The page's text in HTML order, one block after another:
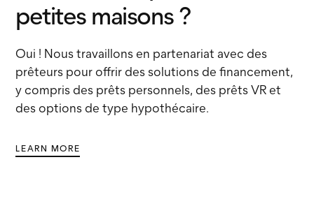
petites maisons ?
Oui ! Nous travaillons en partenariat avec des
prêteurs pour offrir des solutions de financement,
y compris des prêts personnels, des prêts VR et
des options de type hypothécaire.
LEARN MORE